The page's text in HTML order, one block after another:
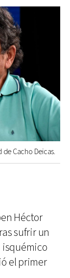
de Cacho Deicas.
Héctor
sufrir un
isquémico
el primer